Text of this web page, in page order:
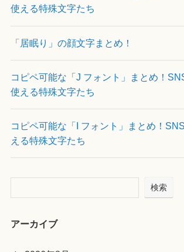
使える特殊文字たち
「居眠り」の顔文字まとめ！
コピペ可能な「J フォント」まとめ！
使える特殊文字たち
コピペ可能な「I フォント」まとめ！
える特殊文字たち
検索
アーカイブ